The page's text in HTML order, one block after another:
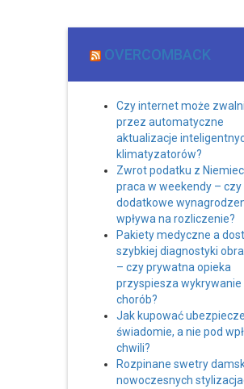
OVERCOMBACK
Czy internet może
przez automatyczne
aktualizacje
klimatyzatorów?
Zwrot podatku z
praca w weekendy – czy
dodatkowe
wpływa na rozliczenie?
Pakiety medyczne a
szybkiej diagnostyki
– czy prywatna opieka
przyspiesza wykrywanie
chorób?
Jak kupować
świadomie, a nie pod
chwili?
Rozpinane swetry
nowoczesnych